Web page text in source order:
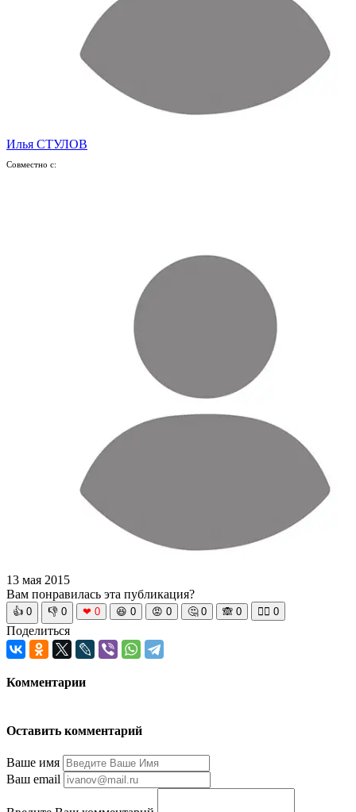
Илья СТУЛОВ
Совместно с:
13 мая 2015
Вам понравилась эта публикация?
👍 0 👎 0 ❤ 0 😆 0 😡 0 🤔 0 🙈 0 🧘‍♀️ 0
Поделиться
Комментарии
Оставить комментарий
Ваше имя
Ваш email